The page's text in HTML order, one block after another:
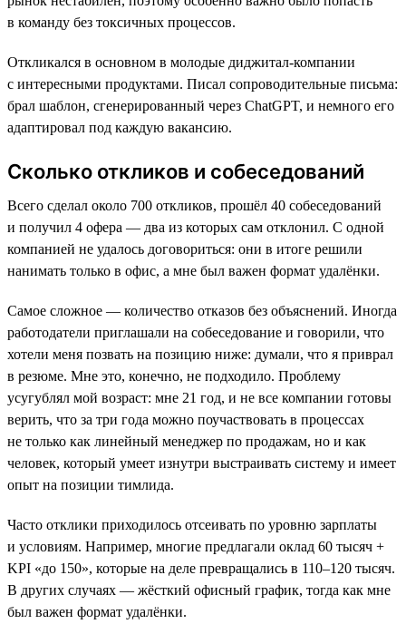
в команду без токсичных процессов.
Откликался в основном в молодые диджитал-компании
с интересными продуктами. Писал сопроводительные письма:
брал шаблон, сгенерированный через ChatGPT, и немного его
адаптировал под каждую вакансию.
Сколько откликов и собеседований
Всего сделал около 700 откликов, прошёл 40 собеседований
и получил 4 офера — два из которых сам отклонил. С одной
компанией не удалось договориться: они в итоге решили
нанимать только в офис, а мне был важен формат удалёнки.
Самое сложное — количество отказов без объяснений. Иногда
работодатели приглашали на собеседование и говорили, что
хотели меня позвать на позицию ниже: думали, что я приврал
в резюме. Мне это, конечно, не подходило. Проблему
усугублял мой возраст: мне 21 год, и не все компании готовы
верить, что за три года можно поучаствовать в процессах
не только как линейный менеджер по продажам, но и как
человек, который умеет изнутри выстраивать систему и имеет
опыт на позиции тимлида.
Часто отклики приходилось отсеивать по уровню зарплаты
и условиям. Например, многие предлагали оклад 60 тысяч +
KPI «до 150», которые на деле превращались в 110–120 тысяч.
В других случаях — жёсткий офисный график, тогда как мне
был важен формат удалёнки.